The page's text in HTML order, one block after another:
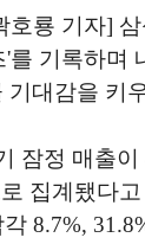
룡 기자] 삼
를 기록하며
기대감을 키
잠정 매출이
집계됐다
8.7%,